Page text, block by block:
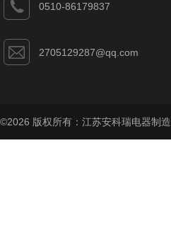
0510-86179837
2705129287@qq.com
©2026 版权所有：江苏安科瑞电器制